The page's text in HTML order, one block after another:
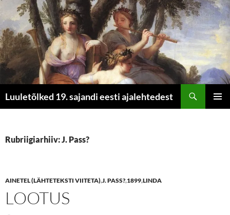
Luuletõlked 19. sajandi eesti ajalehtedest
Rubriigiarhiiv: J. Pass?
AINETEL (LÄHTETEKSTI VIITETA),J. PASS?,1899,LINDA
LOOTUS